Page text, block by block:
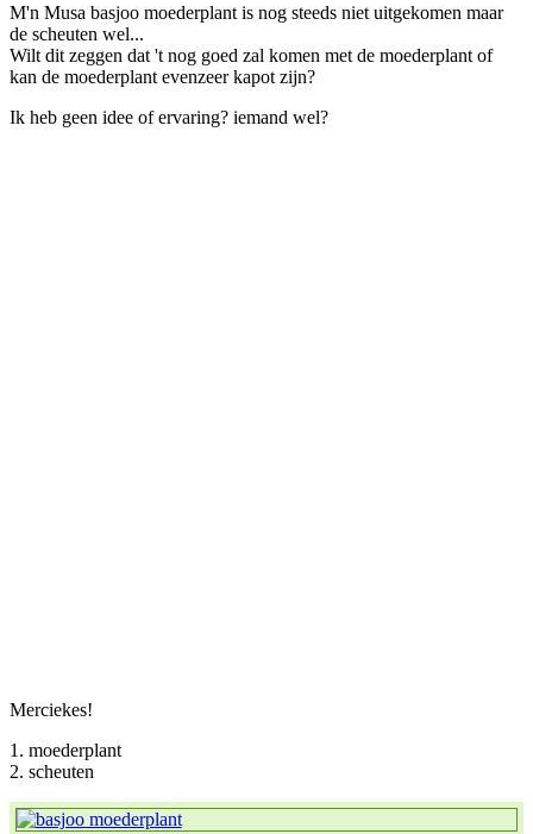
M'n Musa basjoo moederplant is nog steeds niet uitgekomen maar
de scheuten wel...
Wilt dit zeggen dat 't nog goed zal komen met de moederplant of
kan de moederplant evenzeer kapot zijn?
Ik heb geen idee of ervaring? iemand wel?
Merciekes!
1. moederplant
2. scheuten